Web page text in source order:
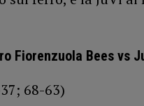
Fiorenzuola Bees vs
68-63)